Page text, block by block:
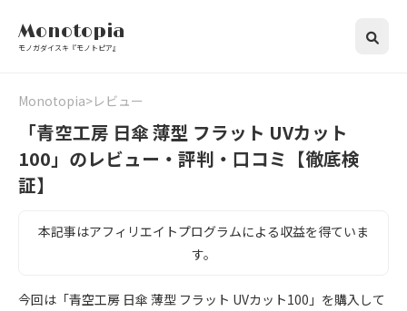
Monotopia
モノガダイスキ『モノトピア』
Monotopia レビュー
「青空工房 日傘 薄型 フラット UVカット
100」のレビュー・評判・口コミ【徹底検
証】
本記事はアフィリエイトプログラムによる収益を得ていま
す。
今回は「青空工房 日傘 薄型 フラット UVカット100」を購入して